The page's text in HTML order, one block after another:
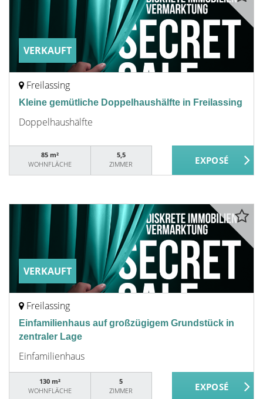
VERKAUFT
Freilassing
Kleine gemütliche Doppelhaushälfte in Freilassing
Doppelhaushälfte
85 m²
WOHNFLÄCHE
5,5
ZIMMER
VERKAUFT
Freilassing
Einfamilienhaus auf großzügigem Grundstück in
zentraler Lage
Einfamilienhaus
130 m²
WOHNFLÄCHE
5
ZIMMER